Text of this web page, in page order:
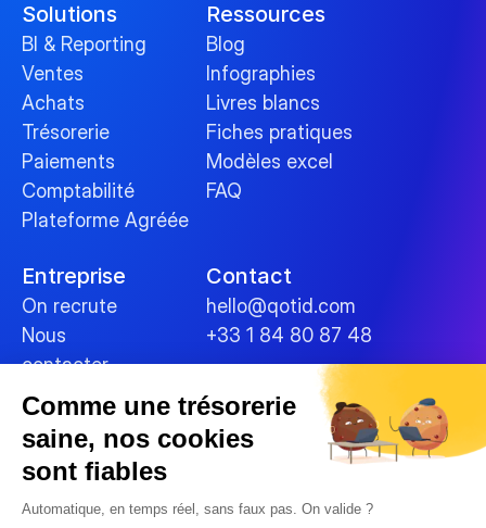
Comme une trésorerie
saine, nos cookies
sont fiables
Automatique, en temps réel, sans faux pas. On valide ?
Solutions
BI & Reporting
Ventes
Achats
Trésorerie
Paiements
Comptabilité
Plateforme Agréée
Ressources
Blog
Infographies
Livres blancs
Fiches pratiques
Modèles excel
FAQ
Entreprise
On recrute
Nous
contacter
Contact
hello@qotid.com
+33 1 84 80 87 48
Politiques
Conditions générales
Mentions légales
Cookies